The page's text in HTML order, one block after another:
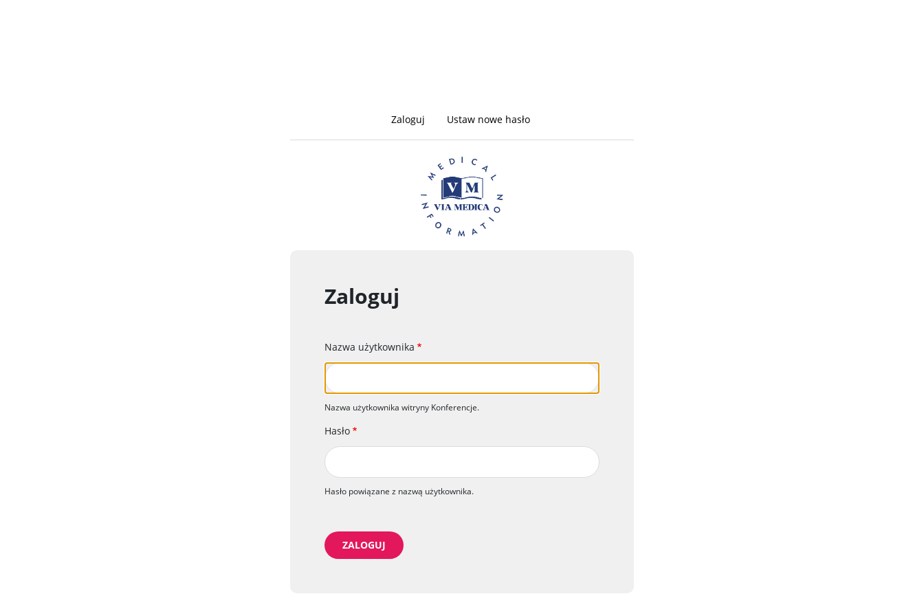
Zakładki
podstawowe
Zaloguj (aktywnaUstaw nowe hasło
Zaloguj
Nazwa użytkownika
Nazwa użytkownika witryny Konferencje.
Hasło
Hasło powiązane z nazwą użytkownika.